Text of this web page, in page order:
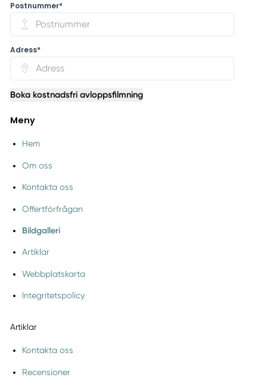
Postnummer*
Adress*
Boka kostnadsfri avloppsfilmning
Meny
Hem
Om oss
Kontakta oss
Offertförfrågan
Bildgalleri
Artiklar
Webbplatskarta
Integritetspolicy
Artiklar
Kontakta oss
Recensioner